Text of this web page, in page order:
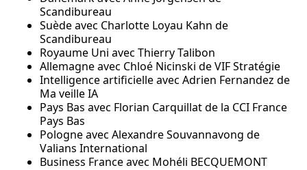
Scandibureau
Suède avec Charlotte Loyau Kahn de
Scandibureau
Royaume Uni avec Thierry Talibon
Allemagne avec Chloé Nicinski de VIF Stratégie
Intelligence artificielle avec Adrien Fernandez de
Ma veille IA
Pays Bas avec Florian Carquillat de la CCI France
Pays Bas
Pologne avec Alexandre Souvannavong de
Valians International
Business France avec Mohéli BECQUEMONT